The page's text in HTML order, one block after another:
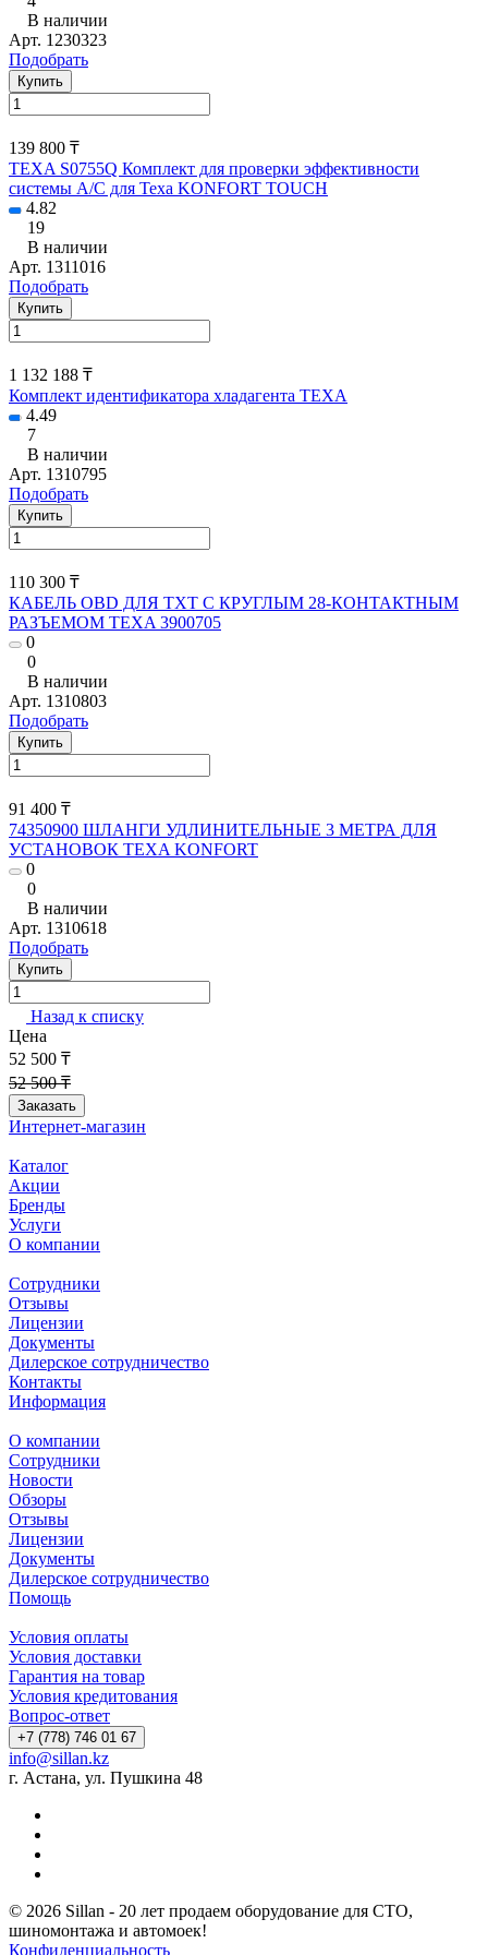
В наличии
Арт. 1230323
Подобрать
Купить
139 800 ₸
TEXA S0755Q Комплект для проверки эффективности
системы А/С для Texa KONFORT TOUCH
4.82
19
В наличии
Арт. 1311016
Подобрать
Купить
1 132 188 ₸
Комплект идентификатора хладагента TEXA
4.49
7
В наличии
Арт. 1310795
Подобрать
Купить
110 300 ₸
КАБЕЛЬ OBD ДЛЯ TXT С КРУГЛЫМ 28-КОНТАКТНЫМ
РАЗЪЕМОМ TEXA 3900705
0
0
В наличии
Арт. 1310803
Подобрать
Купить
91 400 ₸
74350900 ШЛАНГИ УДЛИНИТЕЛЬНЫЕ 3 МЕТРА ДЛЯ
УСТАНОВОК TEXA KONFORT
0
0
В наличии
Арт. 1310618
Подобрать
Купить
Назад к списку
Цена
52 500 ₸
52 500 ₸
Заказать
Интернет-магазин
Каталог
Акции
Бренды
Услуги
О компании
Сотрудники
Отзывы
Лицензии
Документы
Дилерское сотрудничество
Контакты
Информация
О компании
Сотрудники
Новости
Обзоры
Отзывы
Лицензии
Документы
Дилерское сотрудничество
Помощь
Условия оплаты
Условия доставки
Гарантия на товар
Условия кредитования
Вопрос-ответ
+7 (778) 746 01 67
info@sillan.kz
г. Астана, ул. Пушкина 48
© 2026 Sillan - 20 лет продаем оборудование для СТО,
шиномонтажа и автомоек!
Конфиденциальность